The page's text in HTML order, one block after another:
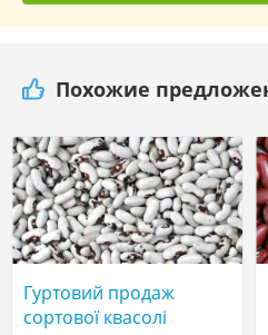
Похожие
Гуртовий продаж
сортової квасолі